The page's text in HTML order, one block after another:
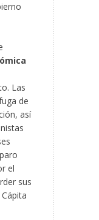
Las
de
así
el
sus